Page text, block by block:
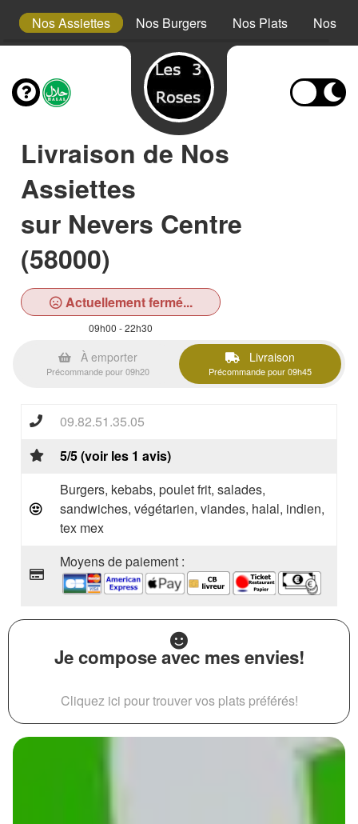
Nos Assiettes Nos Burgers Nos Plats Nos
Livraison de Nos
Assiettes
sur Nevers Centre
(58000)
Actuellement fermé...
09h00 - 22h30
À emporter
Précommande pour 09h20
Livraison
Précommande pour 09h45
09.82.51.35.05
5/5 (voir les 1 avis)
Burgers, kebabs, poulet frit, salades,
sandwiches, végétarien, viandes, halal, indien,
tex mex
Moyens de paiement :
Je compose avec mes envies!
Cliquez ici pour trouver vos plats préférés!